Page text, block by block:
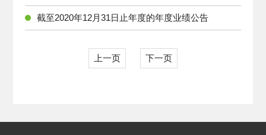
截至2020年12月31日止年度的年度业绩公告
上一页 下一页